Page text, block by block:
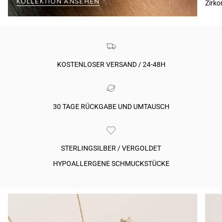
KOSTENLOSER VERSAND / 24-48H
30 TAGE RÜCKGABE UND UMTAUSCH
STERLINGSILBER / VERGOLDET
HYPOALLERGENE SCHMUCKSTÜCKE